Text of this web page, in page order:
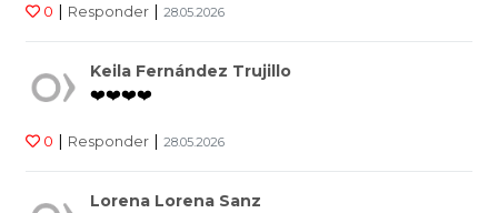
0 | Responder | 28.05.2026
Keila Fernández Trujillo
❤️❤️❤️❤️
0 | Responder | 28.05.2026
Lorena Lorena Sanz